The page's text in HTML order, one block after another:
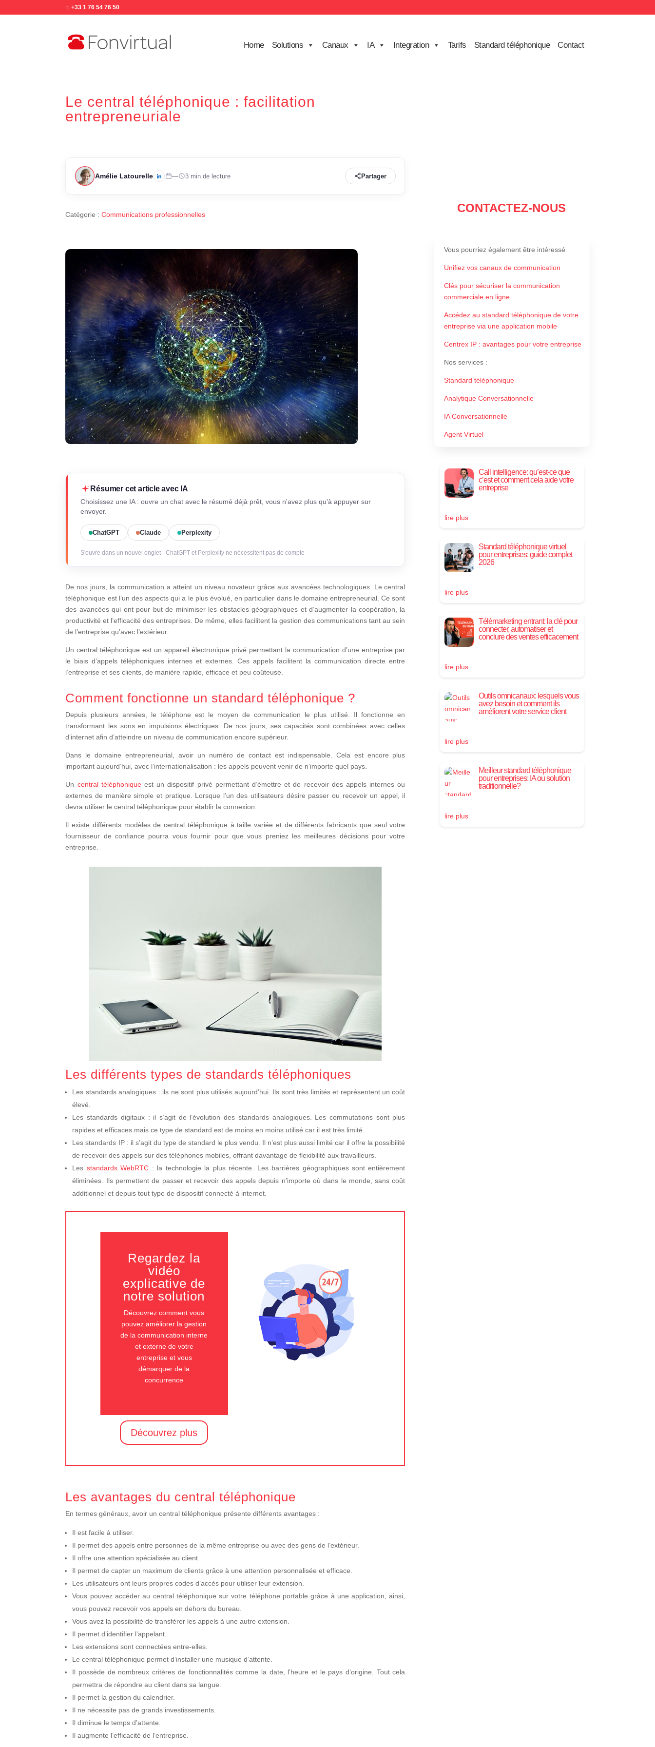
+33 1 76 54 76 50
Home Solutions Canaux IA Integration Tarifs Standard téléphonique Contact
Le central téléphonique : facilitation
entrepreneuriale
Amélie Latourelle — 3 min de lecture Partager
Catégorie :Communications professionnelles
Résumer cet article avec IA
Choisissez une IA : ouvre un chat avec le résumé déjà prêt, vous n'avez plus qu'à appuyer sur
envoyer.
ChatGPT Claude Perplexity
S'ouvre dans un nouvel onglet · ChatGPT et Perplexity ne nécessitent pas de compte
De nos jours, la communication a atteint un niveau novateur grâce aux avancées technologiques. Le central
téléphonique est l’un des aspects qui a le plus évolué, en particulier dans le domaine entrepreneurial. Ce sont
des avancées qui ont pour but de minimiser les obstacles géographiques et d’augmenter la coopération, la
productivité et l’efficacité des entreprises. De même, elles facilitent la gestion des communications tant au sein
de l’entreprise qu’avec l’extérieur.
Un central téléphonique est un appareil électronique privé permettant la communication d’une entreprise par
le biais d’appels téléphoniques internes et externes. Ces appels facilitent la communication directe entre
l’entreprise et ses clients, de manière rapide, efficace et peu coûteuse.
Comment fonctionne un standard téléphonique ?
Depuis plusieurs années, le téléphone est le moyen de communication le plus utilisé. Il fonctionne en
transformant les sons en impulsions électriques. De nos jours, ses capacités sont combinées avec celles
d’internet afin d’atteindre un niveau de communication encore supérieur.
Dans le domaine entrepreneurial, avoir un numéro de contact est indispensable. Cela est encore plus
important aujourd’hui, avec l’internationalisation : les appels peuvent venir de n’importe quel pays.
Un central téléphoniqueest un dispositif privé permettant d’émettre et de recevoir des appels internes ou
externes de manière simple et pratique. Lorsque l’un des utilisateurs désire passer ou recevoir un appel, il
devra utiliser le central téléphonique pour établir la connexion.
Il existe différents modèles de central téléphonique à taille variée et de différents fabricants que seul votre
fournisseur de confiance pourra vous fournir pour que vous preniez les meilleures décisions pour votre
entreprise.
Les différents types de standards téléphoniques
Les standards analogiques : ils ne sont plus utilisés aujourd’hui. Ils sont très limités et représentent un coût
élevé.
Les standards digitaux : il s’agit de l’évolution des standards analogiques. Les commutations sont plus
rapides et efficaces mais ce type de standard est de moins en moins utilisé car il est très limité.
Les standards IP : il s’agit du type de standard le plus vendu. Il n’est plus aussi limité car il offre la possibilité
de recevoir des appels sur des téléphones mobiles, offrant davantage de flexibilité aux travailleurs.
Les standards WebRTC : la technologie la plus récente. Les barrières géographiques sont entièrement
éliminées. Ils permettent de passer et recevoir des appels depuis n’importe où dans le monde, sans coût
additionnel et depuis tout type de dispositif connecté à internet.
Regardez la
vidéo
explicative de
notre solution
Découvrez comment vous
pouvez améliorer la gestion
de la communication interne
et externe de votre
entreprise et vous
démarquer de la
concurrence
Découvrez plus
Les avantages du central téléphonique
En termes généraux, avoir un central téléphonique présente différents avantages :
Il est facile à utiliser.
Il permet des appels entre personnes de la même entreprise ou avec des gens de l’extérieur.
Il offre une attention spécialisée au client.
Il permet de capter un maximum de clients grâce à une attention personnalisée et efficace.
Les utilisateurs ont leurs propres codes d’accès pour utiliser leur extension.
Vous pouvez accéder au central téléphonique sur votre téléphone portable grâce à une application, ainsi,
vous pouvez recevoir vos appels en dehors du bureau.
Vous avez la possibilité de transférer les appels à une autre extension.
Il permet d’identifier l’appelant.
Les extensions sont connectées entre-elles.
Le central téléphonique permet d’installer une musique d’attente.
Il possède de nombreux critères de fonctionnalités comme la date, l’heure et le pays d’origine. Tout cela
permettra de répondre au client dans sa langue.
Il permet la gestion du calendrier.
Il ne nécessite pas de grands investissements.
Il diminue le temps d’attente.
Il augmente l’efficacité de l’entreprise.
CONTACTEZ-NOUS
Vous pourriez également être intéressé
Unifiez vos canaux de communication
Clés pour sécuriser la communication
commerciale en ligne
Accédez au standard téléphonique de votre
entreprise via une application mobile
Centrex IP : avantages pour votre entreprise
Nos services :
Standard téléphonique
Analytique Conversationnelle
IA Conversationnelle
Agent Virtuel
Call intelligence: qu’est-ce que
c’est et comment cela aide votre
entreprise
lire plus
Standard téléphonique virtuel
pour entreprises: guide complet
2026
lire plus
Télémarketing entrant: la clé pour
connecter, automatiser et
conclure des ventes efficacement
lire plus
Outils omnicanaux: lesquels vous
avez besoin et comment ils
améliorent votre service client
lire plus
Meilleur standard téléphonique
pour entreprises: IA ou solution
traditionnelle?
lire plus